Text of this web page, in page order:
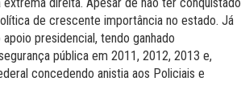
de crescente importância no estado. Já
presidencial, tendo ganhado
pública em 2011, 2012, 2013 e,
concedendo anistia aos Policiais e